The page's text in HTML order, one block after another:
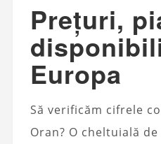
Prețuri,
Europa
Să verificăm cifrele
Oran? O cheltuială